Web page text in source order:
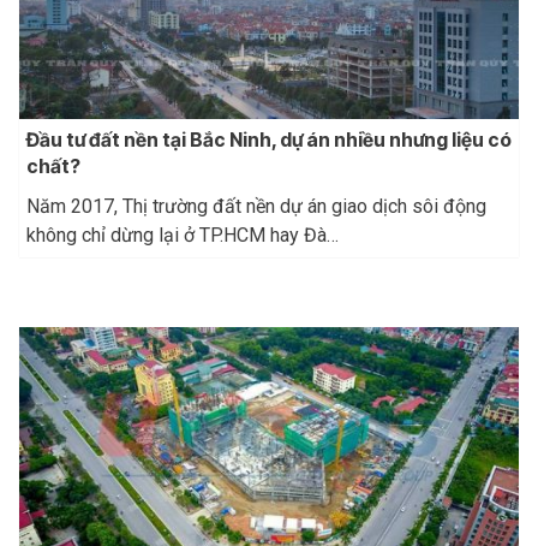
Đầu tư đất nền tại Bắc Ninh, dự án nhiều nhưng liệu có
chất?
Năm 2017, Thị trường đất nền dự án giao dịch sôi động
không chỉ dừng lại ở TP.HCM hay Đà…